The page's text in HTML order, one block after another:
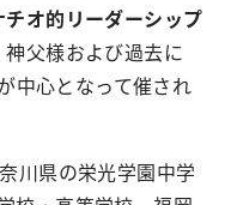
チオ的リーダーシップ
父様および過去に
中心となって催され
川県の栄光学園中学